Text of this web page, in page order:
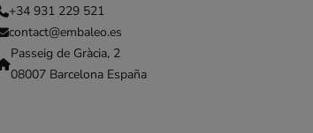
+34 931 229 521
contact@embaleo.es
Passeig de Gràcia, 2
08007 Barcelona España